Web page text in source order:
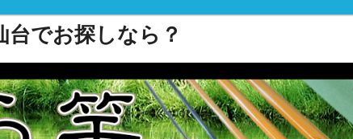
でお探しなら？